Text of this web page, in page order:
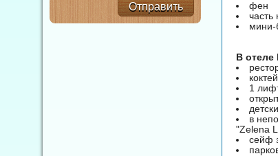
фен
мини-
В отеле
1
в
"Zelena
сейф
Отправить